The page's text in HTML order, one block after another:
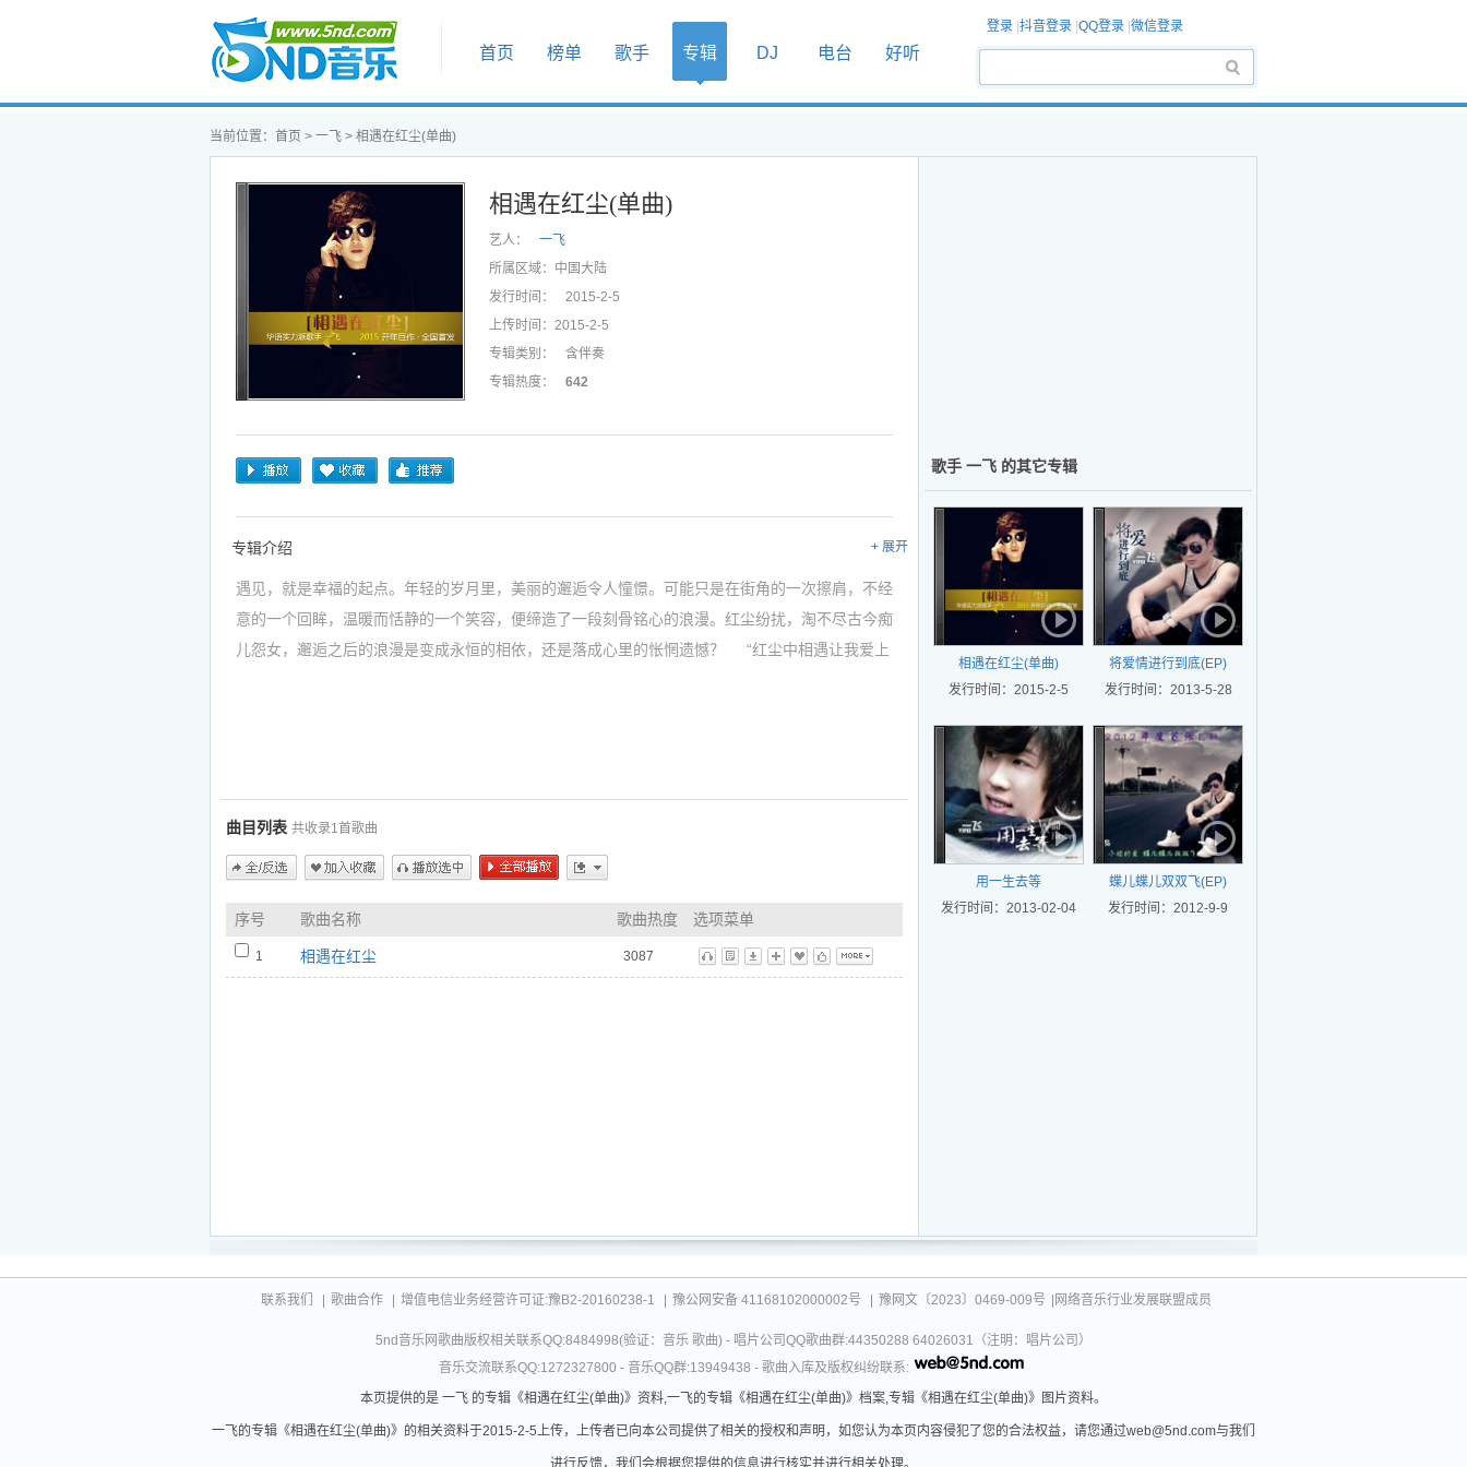
首页
首页 榜单 歌手 专辑 DJ 电台 好听
登录 抖音登录 QQ登录 微信登录
当前位置： 首页 > 一飞 > 相遇在红尘(单曲)
相遇在红尘(单曲)
艺人：
一飞
所属区域： 中国大陆
发行时间：
2015-2-5
上传时间： 2015-2-5
专辑类别：
含伴奏
专辑热度：
642
专辑介绍 + 展开
遇见，就是幸福的起点。年轻的岁月里，美丽的邂逅令人憧憬。可能只是在街角的一次擦肩，不经
意的一个回眸，温暖而恬静的一个笑容，便缔造了一段刻骨铭心的浪漫。红尘纷扰，淘不尽古今痴
儿怨女，邂逅之后的浪漫是变成永恒的相依，还是落成心里的怅惘遗憾？ “红尘中相遇让我爱上
https://www.5nd.com/ting/592179.html
曲目列表 共收录1首歌曲
序号 歌曲名称 歌曲热度 选项菜单
1 相遇在红尘
3087
听
歌 下 播 藏 标 更多
歌手 一飞 的其它专辑
相遇在红尘(单曲)
发行时间：2015-2-5
将爱情进行到底(EP)
发行时间：2013-5-28
用一生去等
发行时间：2013-02-04
蝶儿蝶儿双双飞(EP)
发行时间：2012-9-9
联系我们 歌曲合作 增值电信业务经营许可证:豫B2-20160238-1 豫公网安备 41168102000002号 豫网文〔2023〕0469-009号 |网络音乐行业发展联盟成员
5nd音乐网歌曲版权相关联系QQ:8484998(验证：音乐 歌曲) - 唱片公司QQ歌曲群:44350288 64026031（注明：唱片公司）
音乐交流联系QQ:1272327800 - 音乐QQ群:13949438 - 歌曲入库及版权纠纷联系:
本页提供的是 一飞 的专辑《相遇在红尘(单曲)》资料,一飞的专辑《相遇在红尘(单曲)》档案,专辑《相遇在红尘(单曲)》图片资料。
一飞的专辑《相遇在红尘(单曲)》的相关资料于2015-2-5上传，上传者已向本公司提供了相关的授权和声明，如您认为本页内容侵犯了您的合法权益，请您通过web@5nd.com与我们
进行反馈，我们会根据您提供的信息进行核实并进行相关处理。